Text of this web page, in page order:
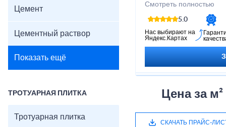
Цемент
Цементный раствор
Показать ещё
ТРОТУАРНАЯ ПЛИТКА
Тротуарная плитка
создающее аккуратный
устойчива к
долго сохраняет цвет
тротуаров, дворов,
обеспечивая прочное и
Материал:
Прочность: ≥30 МПа
Морозостойкость:
Цвета: серый,
Смотреть полностью
5.0
Нас выбирают на
Яндекс.Картах
Цена за
СКАЧАТЬ ПРАЙС-